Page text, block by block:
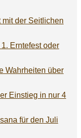
der Seitlichen
Erntefest oder
Wahrheiten über
Einstieg in nur 4
für den Juli